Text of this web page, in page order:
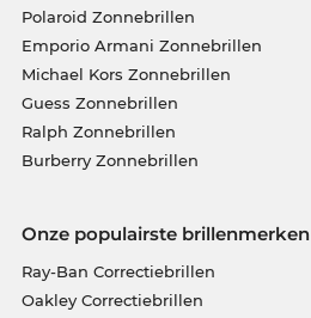
Polaroid Zonnebrillen
Emporio Armani Zonnebrillen
Michael Kors Zonnebrillen
Guess Zonnebrillen
Ralph Zonnebrillen
Burberry Zonnebrillen
Onze populairste brillenmerken
Ray-Ban Correctiebrillen
Oakley Correctiebrillen